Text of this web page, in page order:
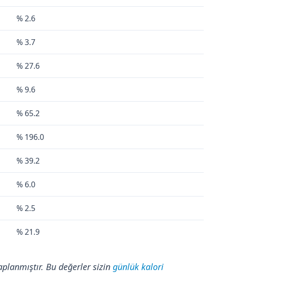
% 2.6
% 3.7
% 27.6
% 9.6
% 65.2
% 196.0
% 39.2
% 6.0
% 2.5
% 21.9
Bu değerler sizin günlük kalori